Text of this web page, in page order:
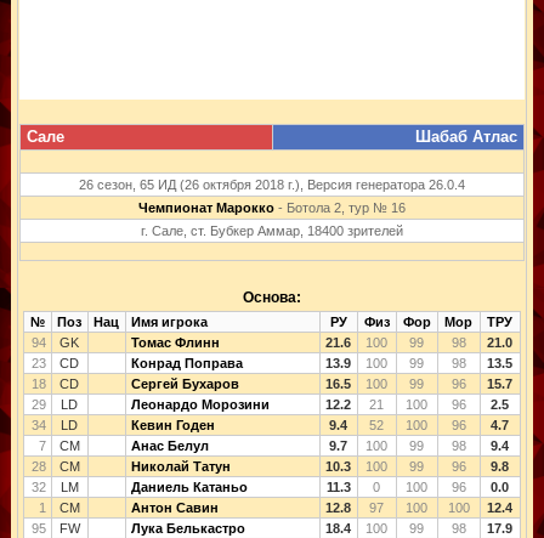
Сале Шабаб Атлас
26 сезон, 65 ИД (26 октября 2018 г.), Версия генератора 26.0.4
Чемпионат Марокко- Ботола 2, тур № 16
г. Сале, ст. Бубкер Аммар, 18400 зрителей
Основа:
№ Поз Нац Имя игрока РУ Физ Фор Мор
ТРУ
94
GK Томас Флинн 21.6 100 99 98
21.0
23
CD Конрад Поправа 13.9 100 99 98
13.5
18
CD Сергей Бухаров 16.5 100 99 96
15.7
29
LD Леонардо Морозини 12.2 21 100 96
2.5
34
LD Кевин Годен 9.4 52 100 96
4.7
7
CM Анас Белул 9.7 100 99 98
9.4
28
CM Николай Татун 10.3 100 99 96
9.8
32
LM Даниель Катаньо 11.3 0 100 96
0.0
1
CM Антон Савин 12.8 97 100 100
12.4
95
FW Лука Белькастро 18.4 100 99 98
17.9